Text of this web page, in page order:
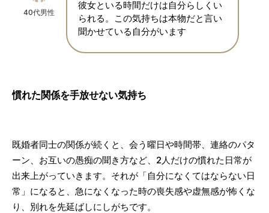
40代男性
彼女といる時間だけは自分らしくい
られる。この気持ちは本物だと言い
聞かせている自分がいます
慣れた関係を手放せない気持ち
既婚者同士の関係が続くと、会う曜日や時間帯、連絡のパタ
ーン、お互いの愚痴の聞き方など、2人だけの慣れた日常が
出来上がっていきます。それが「自分になくてはならない日
常」になると、急になくなった時の喪失感や虚無感が怖くな
り、別れを先延ばしにしがちです。